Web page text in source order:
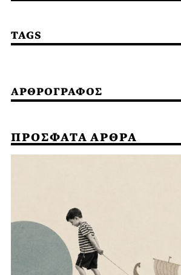
TAGS
ΑΡΘΡΟΓΡΑΦΟΣ
ΠΡΟΣΦΑΤΑ ΑΡΘΡΑ